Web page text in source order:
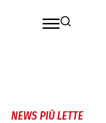
NEWS PIÙ LETTE